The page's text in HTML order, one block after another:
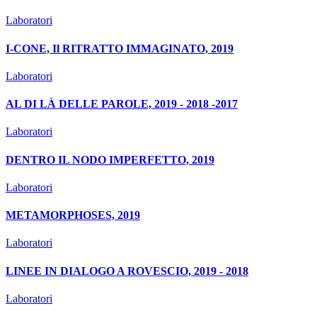
Laboratori
I-CONE, Il RITRATTO IMMAGINATO, 2019
Laboratori
AL DI LÀ DELLE PAROLE, 2019 - 2018 -2017
Laboratori
DENTRO IL NODO IMPERFETTO, 2019
Laboratori
METAMORPHOSES, 2019
Laboratori
LINEE IN DIALOGO A ROVESCIO, 2019 - 2018
Laboratori